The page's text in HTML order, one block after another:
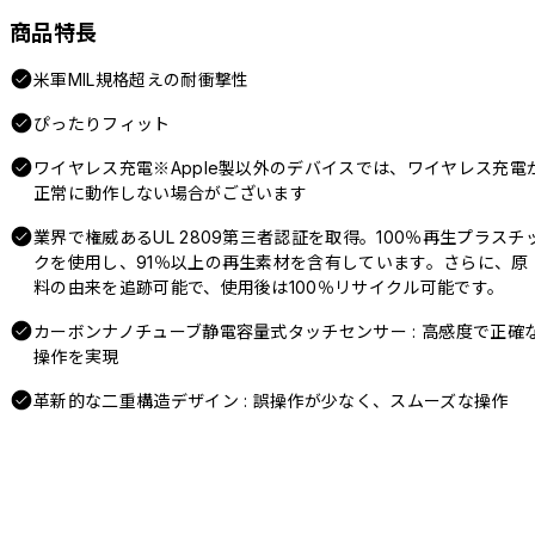
商品特長
米軍MIL規格超えの耐衝撃性
ぴったりフィット
ワイヤレス充電※Apple製以外のデバイスでは、ワイヤレス充電
正常に動作しない場合がございます
業界で権威あるUL 2809第三者認証を取得。100％再生プラスチ
クを使用し、91％以上の再生素材を含有しています。さらに、原
料の由来を追跡可能で、使用後は100％リサイクル可能です。
カーボンナノチューブ静電容量式タッチセンサー : 高感度で正確
操作を実現
革新的な二重構造デザイン : 誤操作が少なく、スムーズな操作